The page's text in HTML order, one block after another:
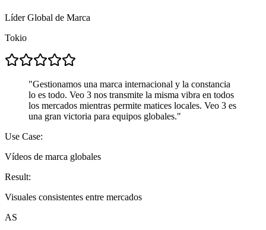
Líder Global de Marca
Tokio
"Gestionamos una marca internacional y la constancia
lo es todo. Veo 3 nos transmite la misma vibra en todos
los mercados mientras permite matices locales. Veo 3 es
una gran victoria para equipos globales."
Use Case:
Vídeos de marca globales
Result:
Visuales consistentes entre mercados
AS